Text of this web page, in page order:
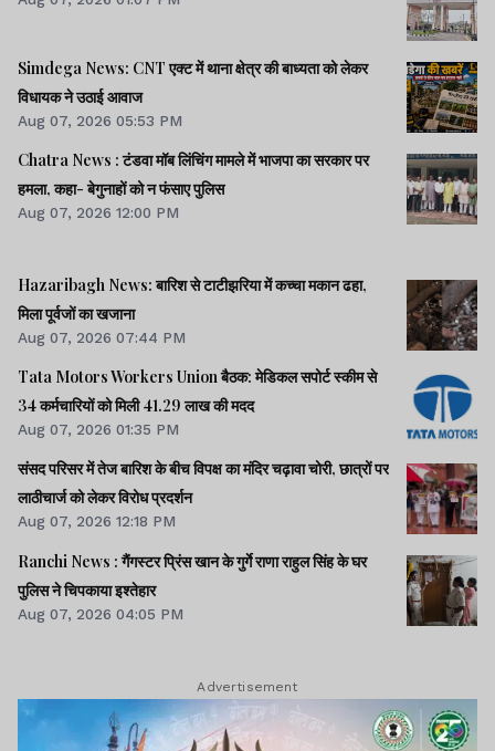
Simdega News: CNT एक्ट में थाना क्षेत्र की बाध्यता को लेकर
विधायक ने उठाई आवाज
Aug 07, 2026 05:53 PM
Chatra News : टंडवा मॉब लिंचिंग मामले में भाजपा का सरकार पर
हमला, कहा- बेगुनाहों को न फंसाए पुलिस
Aug 07, 2026 12:00 PM
Hazaribagh News: बारिश से टाटीझरिया में कच्चा मकान ढहा,
मिला पूर्वजों का खजाना
Aug 07, 2026 07:44 PM
Tata Motors Workers Union बैठक: मेडिकल सपोर्ट स्कीम से
34 कर्मचारियों को मिली 41.29 लाख की मदद
Aug 07, 2026 01:35 PM
संसद परिसर में तेज बारिश के बीच विपक्ष का मंदिर चढ़ावा चोरी, छात्रों पर
लाठीचार्ज को लेकर विरोध प्रदर्शन
Aug 07, 2026 12:18 PM
Ranchi News : गैंगस्टर प्रिंस खान के गुर्गे राणा राहुल सिंह के घर
पुलिस ने चिपकाया इश्तेहार
Aug 07, 2026 04:05 PM
Advertisement